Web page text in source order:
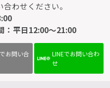
わせください。
：平日12:00～21:00
お問い合
LINEでお問い合わ
せ